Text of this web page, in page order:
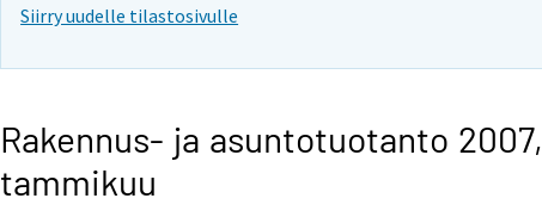
Siirry uudelle tilastosivulle
Rakennus- ja asuntotuotanto 2007,
tammikuu